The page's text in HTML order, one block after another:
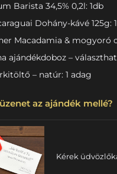
Barista 34,5% 0,2l: 1db
Dohány-kávé 125g:
Macadamia & mogyoró
ajándékdoboz –
– natúr: 1 adag
az ajándék mellé?
Kérek